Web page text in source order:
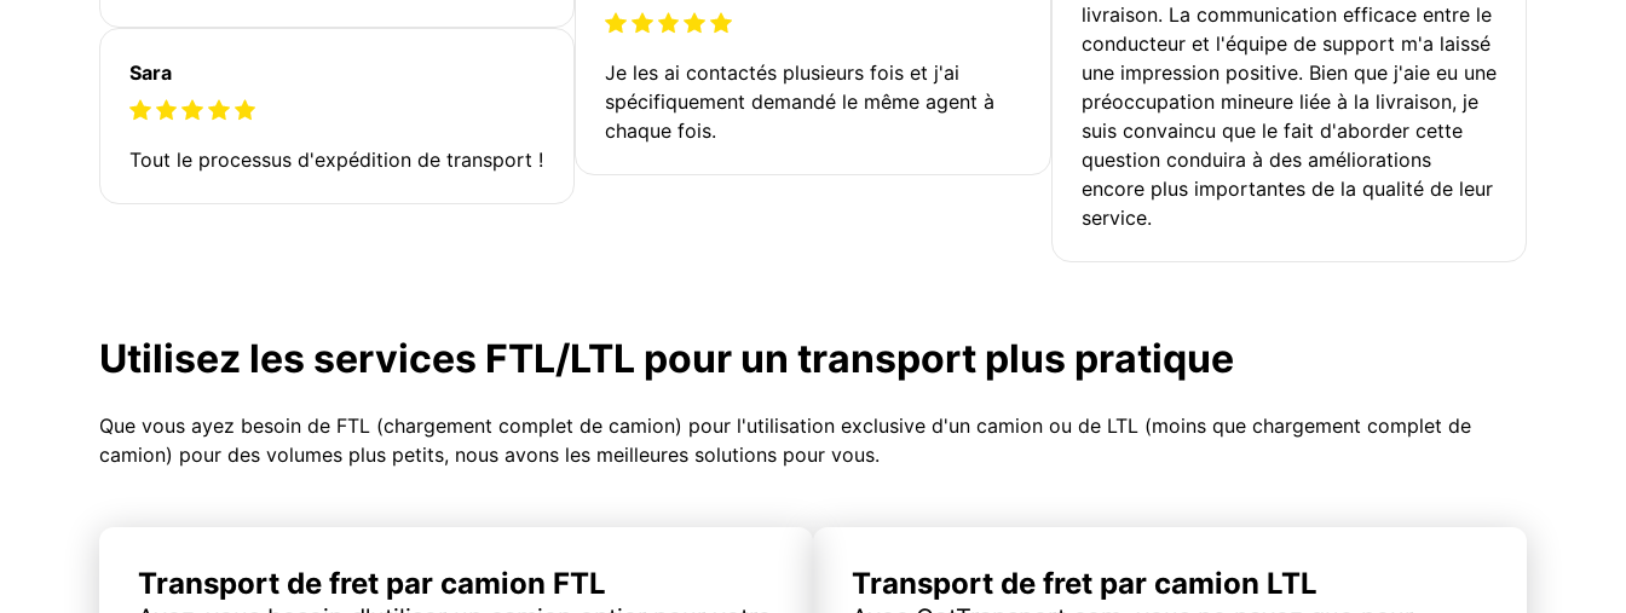
Sara
Tout le processus d'expédition de transport !
Je les ai contactés plusieurs fois et j'ai
spécifiquement demandé le même agent à
chaque fois.
livraison. La communication efficace entre le
conducteur et l'équipe de support m'a laissé
une impression positive. Bien que j'aie eu une
préoccupation mineure liée à la livraison, je
suis convaincu que le fait d'aborder cette
question conduira à des améliorations
encore plus importantes de la qualité de leur
service.
Utilisez les services FTL/LTL pour un transport plus pratique
Que vous ayez besoin de FTL (chargement complet de camion) pour l'utilisation exclusive d'un camion ou de LTL (moins que chargement complet de
camion) pour des volumes plus petits, nous avons les meilleures solutions pour vous.
Transport de fret par camion FTL Transport de fret par camion LTL